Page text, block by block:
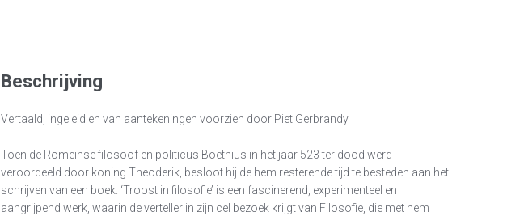
Beschrijving
Vertaald, ingeleid en van aantekeningen voorzien door Piet Gerbrandy
Toen de Romeinse filosoof en politicus Boëthius in het jaar 523 ter dood werd
veroordeeld door koning Theoderik, besloot hij de hem resterende tijd te besteden aan het
schrijven van een boek. ‘Troost in filosofie’ is een fascinerend, experimenteel en
aangrijpend werk, waarin de verteller in zijn cel bezoek krijgt van Filosofie, die met hem